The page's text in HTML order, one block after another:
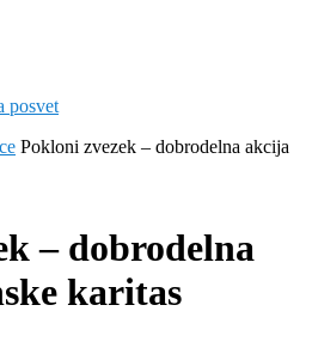
posvet
Pokloni zvezek – dobrodelna akcija
– dobrodelna
karitas